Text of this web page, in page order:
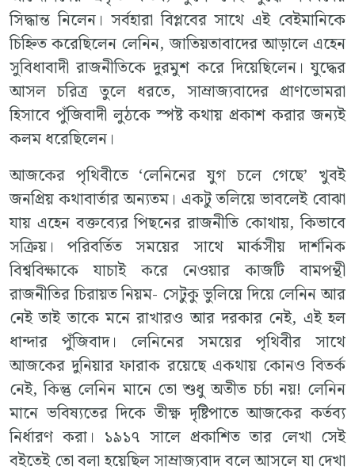
সিদ্ধান্ত নিলেন। সর্বহারা বিপ্লবের সাথে এই বেইমানিকে
চিহ্নিত করেছিলেন লেনিন, জাতিয়তাবাদের আড়ালে এহেন
সুবিধাবাদী রাজনীতিকে দুরমুশ করে দিয়েছিলেন। যুদ্ধের
আসল চরিত্র তুলে ধরতে, সাম্রাজ্যবাদের প্রাণভোমরা
হিসাবে পুঁজিবাদী লুঠকে স্পষ্ট কথায় প্রকাশ করার জন্যই
কলম ধরেছিলেন।
আজকের পৃথিবীতে ‘লেনিনের যুগ চলে গেছে’ খুবই
জনপ্রিয় কথাবার্তার অন্যতম। একটু তলিয়ে ভাবলেই বোঝা
যায় এহেন বক্তব্যের পিছনের রাজনীতি কোথায়, কিভাবে
সক্রিয়। পরিবর্তিত সময়ের সাথে মার্কসীয় দার্শনিক
বিশ্ববিক্ষাকে যাচাই করে নেওয়ার কাজটি বামপন্থী
রাজনীতির চিরায়ত নিয়ম- সেটুকু ভুলিয়ে দিয়ে লেনিন আর
নেই তাই তাকে মনে রাখারও আর দরকার নেই, এই হল
ধান্দার পুঁজিবাদ। লেনিনের সময়ের পৃথিবীর সাথে
আজকের দুনিয়ার ফারাক রয়েছে একথায় কোনও বিতর্ক
নেই, কিন্তু লেনিন মানে তো শুধু অতীত চর্চা নয়! লেনিন
মানে ভবিষ্যতের দিকে তীক্ষ্ণ দৃষ্টিপাতে আজকের কর্তব্য
নির্ধারণ করা। ১৯১৭ সালে প্রকাশিত তার লেখা সেই
বইতেই তো বলা হয়েছিল সাম্রাজ্যবাদ বলে আসলে যা দেখা